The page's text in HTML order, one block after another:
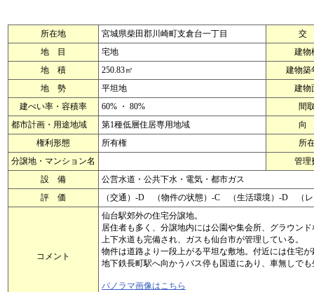
所在地 宮城県柴田郡川崎町支倉台一丁目
交
地 目
宅地
建物
地 積
250.83㎡
建物築
地 勢
平坦地
建物
建ぺい率・容積率
60% ・ 80%
間
都市計画・用途地域
第1種低層住居専用地域
向
権利形態
所有権
所
分譲地・マンション名
管理
設 備
公営水道・公共下水・電気・都市ガス
評 価
（交通）-D （物件の状態）-C （生活環境）-D （
コメント
仙台駅郊外の住宅分譲地。
居住者も多く、分譲地内には公園や集会所、グラウン
上下水道も完備され、ガスも仙台市が管理している。
物件は道路より一段上がる平坦な敷地。付近には住宅
地下鉄長町駅へ向かうバス停も国道にあり、車無しで
パノラマ画像はこちら